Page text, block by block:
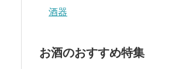
酒器
お酒のおすすめ特集